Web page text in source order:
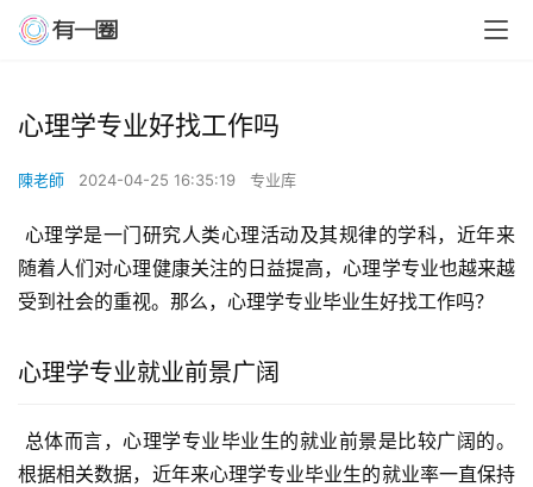
心理学专业好找工作吗
陳老師 2024-04-25 16:35:19 专业库
随着人们对心理健康关注的日益提高，心理学专业也越来越
受到社会的重视。那么，心理学专业毕业生好找工作吗？
心理学专业就业前景广阔
根据相关数据，近年来心理学专业毕业生的就业率一直保持